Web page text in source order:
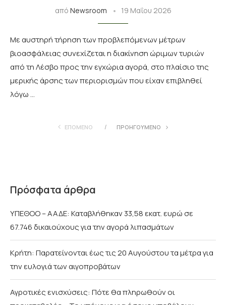
από Newsroom 19 Μαΐου 2026
Mε αυστηρή τήρηση των προβλεπόμενων μέτρων
βιοασφάλειας συνεχίζεται η διακίνηση ώριμων τυριών
από τη Λέσβο προς την εγχώρια αγορά, στο πλαίσιο της
μερικής άρσης των περιορισμών που είχαν επιβληθεί
λόγω …
ΕΠΌΜΕΝΟ ΠΡΟΗΓΟΎΜΕΝΟ
Πρόσφατα άρθρα
ΥΠΕΘΟΟ – ΑΑΔΕ: Καταβλήθηκαν 33,58 εκατ. ευρώ σε
67.746 δικαιούχους για την αγορά λιπασμάτων
Κρήτη: Παρατείνονται έως τις 20 Αυγούστου τα μέτρα για
την ευλογιά των αιγοπροβάτων
Αγροτικές ενισχύσεις: Πότε θα πληρωθούν οι